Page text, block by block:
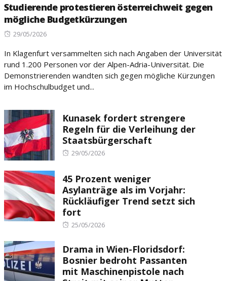
Studierende protestieren österreichweit gegen
mögliche Budgetkürzungen
Posted
29/05/2026
In Klagenfurt versammelten sich nach Angaben der Universität
rund 1.200 Personen vor der Alpen-Adria-Universität. Die
Demonstrierenden wandten sich gegen mögliche Kürzungen
im Hochschulbudget und...
Kunasek fordert strengere
Regeln für die Verleihung der
Staatsbürgerschaft
Posted
29/05/2026
45 Prozent weniger
Asylanträge als im Vorjahr:
Rückläufiger Trend setzt sich
fort
Posted
25/05/2026
Drama in Wien-Floridsdorf:
Bosnier bedroht Passanten
mit Maschinenpistole nach